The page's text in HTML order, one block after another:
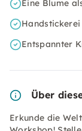
Eine Blume
Handstickerei
Entspannter
Über
Erkunde die